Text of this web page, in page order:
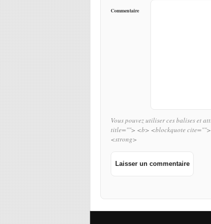
Commentaire
Vous pouvez utiliser ces balises et
title=""> <b> <blockquote
<strong>